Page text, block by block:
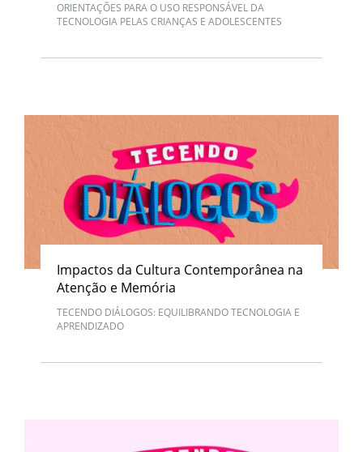
ORIENTAÇÕES PARA O USO RESPONSÁVEL DA
TECNOLOGIA PELAS CRIANÇAS E ADOLESCENTES
Impactos da Cultura Contemporânea na
Atenção e Memória
TECENDO DIÁLOGOS: EQUILIBRANDO TECNOLOGIA E
APRENDIZADO